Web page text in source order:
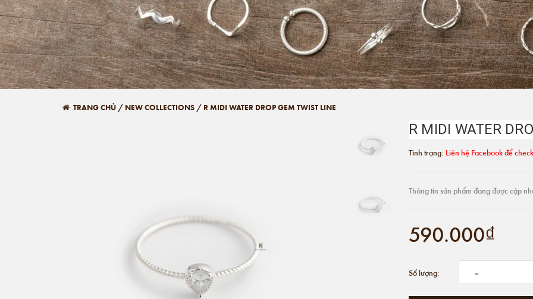
TRANG CHỦ / NEW COLLECTIONS / R MIDI WATER DROP GEM TWIST LINE
R MIDI WATER
Tình trạng: Liên hệ Facebook để
Thông tin sản phẩm đang được cập
590.000₫
Số lượng: -